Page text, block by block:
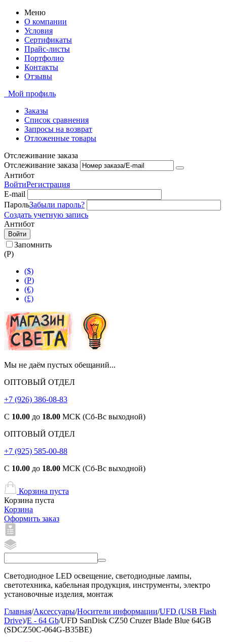
Меню
О компании
Условия
Сертификаты
Прайс-листы
Портфолио
Контакты
Отзывы
Мой профиль
Заказы
Список сравнения
Запросы на возврат
Отложенные товары
Отслеживание заказа
Отслеживание заказа
Антибот
ВойтиРегистрация
E-mail
ПарольЗабыли пароль?
Создать учетную запись
Антибот
Войти
Запомнить
(Р)
($)
(Р)
(€)
(£)
Мы не даём пустых обещаний...
ОПТОВЫЙ ОТДЕЛ
+7 (926) 386-08-83
С 10.00 до 18.00 МСК (Сб-Вс выходной)
ОПТОВЫЙ ОТДЕЛ
+7 (925) 585-00-88
С 10.00 до 18.00 МСК (Сб-Вс выходной)
Корзина пуста
Корзина пуста
Корзина
Оформить заказ
Светодиодное LED освещение, светодиодные лампы,
светотехника, кабельная продукция, инструменты, электро
установочные изделия, монтаж
Главная/Аксессуары/Носители информации/UFD (USB Flash
Drive)/E - 64 Gb/UFD SanDisk CZ50 Cruzer Blade Blue 64GB
(SDCZ50C-064G-B35BE)